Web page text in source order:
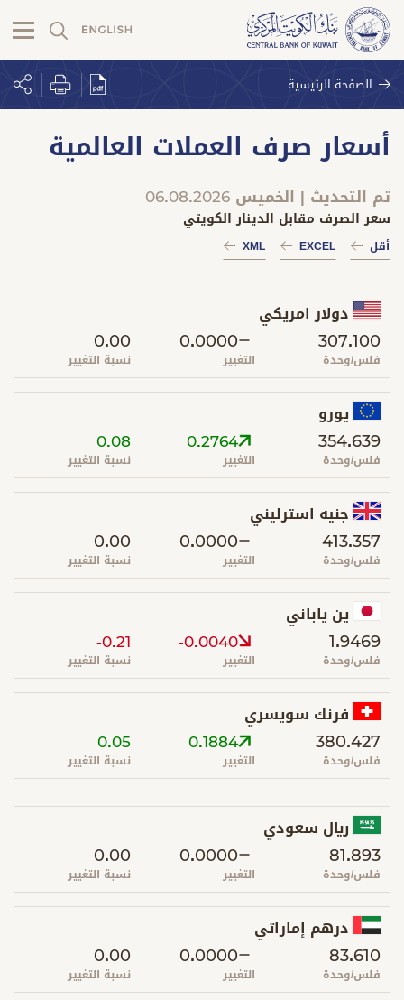
الصفحة الرئيسية
أسعار صرف العملات العالمية
تم التحديث | الخميس 06.08.2026
سعر الصرف مقابل الدينار الكويتي
أقل EXCEL
XML
دولار امريكي
307.100
فلس/وحدة
0.0000
التغيير
0.00
نسبة التغيير
يورو
354.639
فلس/وحدة
0.2764
التغيير
0.08
نسبة التغيير
جنيه استرليني
413.357
فلس/وحدة
0.0000
التغيير
0.00
نسبة التغيير
ين ياباني
1.9469
فلس/وحدة
-0.0040
التغيير
-0.21
نسبة التغيير
فرنك سويسري
380.427
فلس/وحدة
0.1884
التغيير
0.05
نسبة التغيير
ريال سعودي
81.893
فلس/وحدة
0.0000
التغيير
0.00
نسبة التغيير
درهم إماراتي
83.610
فلس/وحدة
0.0000
التغيير
0.00
نسبة التغيير